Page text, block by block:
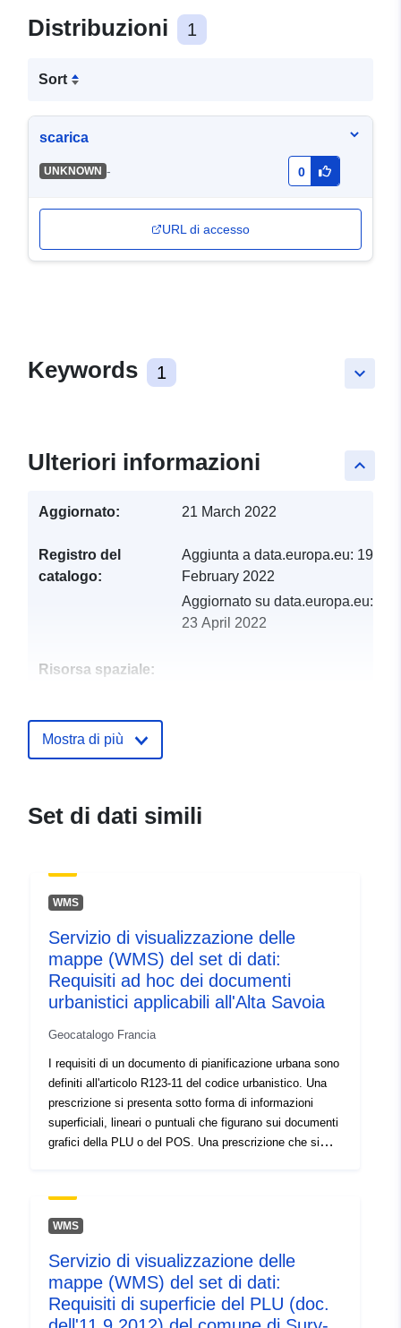
Distribuzioni 1
Sort
scarica
UNKNOWN - 0
URL di accesso
keyboard_arrow_down
Keywords 1
keyboard_arrow_up
Ulteriori informazioni
Aggiornato: 21 March 2022
Registro del
catalogo:
Aggiunta a data.europa.eu: 19
February 2022
Aggiornato su data.europa.eu:
23 April 2022
Risorsa spaziale:
7eee9807f570
Tipo:
Risorsa:
http://inspire.ec.europa.eu/
codelist/SpatialDataServiceType/
Mostra di più
Set di dati simili
WMS
Servizio di visualizzazione delle
mappe (WMS) del set di dati:
Requisiti ad hoc dei documenti
urbanistici applicabili all'Alta Savoia
Geocatalogo Francia
I requisiti di un documento di pianificazione urbana sono
definiti all'articolo R123-11 del codice urbanistico. Una
prescrizione si presenta sotto forma di informazioni
superficiali, lineari o puntuali che figurano sui documenti
grafici della PLU o del POS. Una prescrizione che si
regolamentazione della zona.
WMS
Servizio di visualizzazione delle
mappe (WMS) del set di dati:
Requisiti di superficie del PLU (doc.